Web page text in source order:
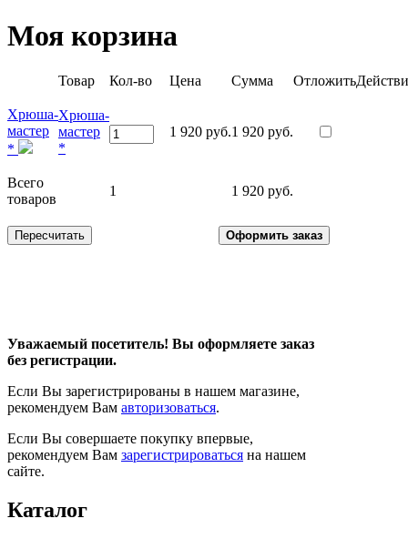
Моя корзина
Товар Кол-во Цена Сумма Отложить
Хрюша-
мастер
*
Хрюша-
мастер
*
1 920 руб.1 920 руб.
Всего
товаров
1 1 920 руб.
Уважаемый посетитель! Вы оформляете заказ
без регистрации.
Если Вы зарегистрированы в нашем магазине,
рекомендуем Вам авторизоваться.
Если Вы совершаете покупку впервые,
рекомендуем Вам зарегистрироваться на нашем
сайте.
Каталог